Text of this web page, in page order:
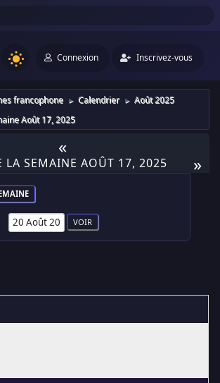
Connexion Inscrivez-vous
francophone ► Calendrier ► Août 2025
Août 17, 2025
«
»
LA SEMAINE AOÛT 17, 2025